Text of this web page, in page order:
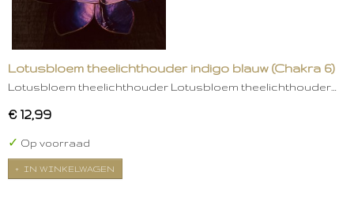
Lotusbloem theelichthouder indigo blauw (Chakra 6)
Lotusbloem theelichthouder Lotusbloem theelichthouder…
€ 12,99
✓ Op voorraad
IN WINKELWAGEN